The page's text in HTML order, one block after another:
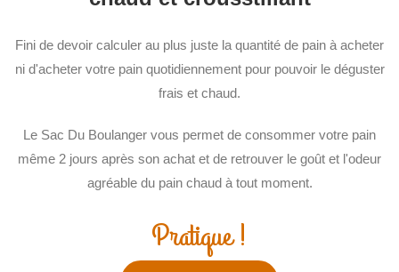
Fini de devoir calculer au plus juste la quantité de pain à acheter
ni d'acheter votre pain quotidiennement pour pouvoir le déguster
frais et chaud.
Le Sac Du Boulanger vous permet de consommer votre pain
même 2 jours après son achat et de retrouver le goût et l'odeur
agréable du pain chaud à tout moment.
Pratique !